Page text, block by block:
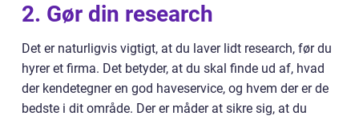
2. Gør din research
Det er naturligvis vigtigt, at du laver lidt research, før du
hyrer et firma. Det betyder, at du skal finde ud af, hvad
der kendetegner en god haveservice, og hvem der er de
bedste i dit område. Der er måder at sikre sig, at du